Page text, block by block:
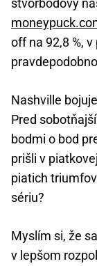
off na 92,8 %,
Nashville
Pred
bodmi o bod
prišli v
piatich
sériu?
Myslím si, že
v lepšom